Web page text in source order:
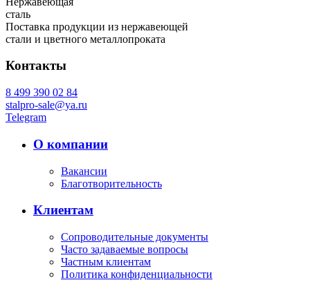
сталь
Поставка продукции из нержавеющей
стали и цветного металлопроката
Контакты
8 499 390 02 84
stalpro-sale@ya.ru
Telegram
О компании
Вакансии
Благотворительность
Клиентам
Сопроводительные документы
Часто задаваемые вопросы
Частным клиентам
Политика конфиденциальности